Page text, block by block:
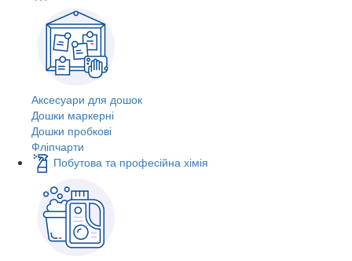
Аксесуари для дошок
Дошки маркерні
Дошки пробкові
Фліпчарти
Побутова та професійна хімія